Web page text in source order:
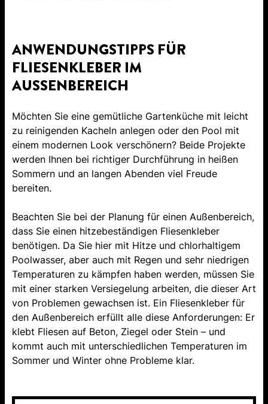
ANWENDUNGSTIPPS FÜR
FLIESENKLEBER IM
AUSSENBEREICH
Möchten Sie eine gemütliche Gartenküche mit leicht
zu reinigenden Kacheln anlegen oder den Pool mit
einem modernen Look verschönern? Beide Projekte
werden Ihnen bei richtiger Durchführung in heißen
Sommern und an langen Abenden viel Freude
bereiten.
Beachten Sie bei der Planung für einen Außenbereich,
dass Sie einen hitzebeständigen Fliesenkleber
benötigen. Da Sie hier mit Hitze und chlorhaltigem
Poolwasser, aber auch mit Regen und sehr niedrigen
Temperaturen zu kämpfen haben werden, müssen Sie
mit einer starken Versiegelung arbeiten, die dieser Art
von Problemen gewachsen ist. Ein Fliesenkleber für
den Außenbereich erfüllt alle diese Anforderungen: Er
klebt Fliesen auf Beton, Ziegel oder Stein – und
kommt auch mit unterschiedlichen Temperaturen im
Sommer und Winter ohne Probleme klar.